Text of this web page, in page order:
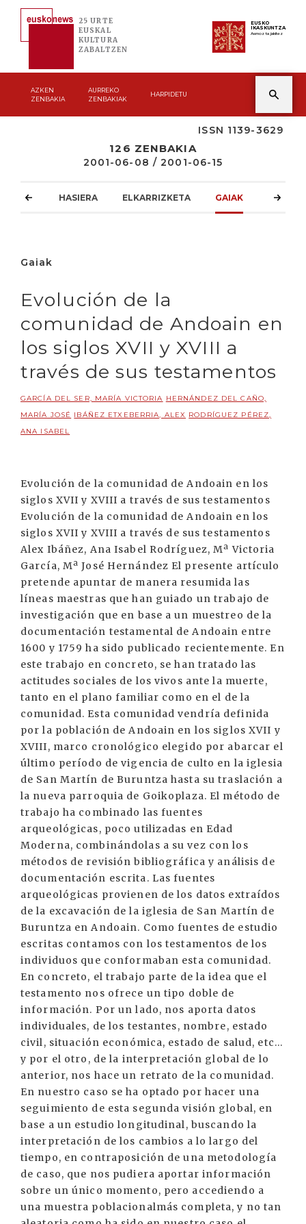
25 URTE
EUSKAL
KULTURA
ZABALTZEN
EUSKO
IKASKUNTZA
Asmoz ta jakitez
AZKEN
ZENBAKIA
AURREKO
ZENBAKIAK
HARPIDETU
ISSN 1139-3629
126 ZENBAKIA
2001-06-08 / 2001-06-15
HASIERA ELKARRIZKETA GAIAK
Gaiak
Evolución de la
comunidad de Andoain en
los siglos XVII y XVIII a
través de sus testamentos
GARCÍA DEL SER, MARÍA VICTORIA HERNÁNDEZ DEL CAÑO,
MARÍA JOSÉ IBÁÑEZ ETXEBERRIA, ALEX RODRÍGUEZ PÉREZ,
ANA ISABEL
Evolución de la comunidad de Andoain en los
siglos XVII y XVIII a través de sus testamentos
Evolución de la comunidad de Andoain en los
siglos XVII y XVIII a través de sus testamentos
Alex Ibáñez, Ana Isabel Rodríguez, Mª Victoria
García, Mª José Hernández El presente artículo
pretende apuntar de manera resumida las
líneas maestras que han guiado un trabajo de
investigación que en base a un muestreo de la
documentación testamental de Andoain entre
1600 y 1759 ha sido publicado recientemente. En
este trabajo en concreto, se han tratado las
actitudes sociales de los vivos ante la muerte,
tanto en el plano familiar como en el de la
comunidad. Esta comunidad vendría definida
por la población de Andoain en los siglos XVII y
XVIII, marco cronológico elegido por abarcar el
último período de vigencia de culto en la iglesia
de San Martín de Buruntza hasta su traslación a
la nueva parroquia de Goikoplaza. El método de
trabajo ha combinado las fuentes
arqueológicas, poco utilizadas en Edad
Moderna, combinándolas a su vez con los
métodos de revisión bibliográfica y análisis de
documentación escrita. Las fuentes
arqueológicas provienen de los datos extraídos
de la excavación de la iglesia de San Martín de
Buruntza en Andoain. Como fuentes de estudio
escritas contamos con los testamentos de los
individuos que conformaban esta comunidad.
En concreto, el trabajo parte de la idea que el
testamento nos ofrece un tipo doble de
información. Por un lado, nos aporta datos
individuales, de los testantes, nombre, estado
civil, situación económica, estado de salud, etc...
y por el otro, de la interpretación global de lo
anterior, nos hace un retrato de la comunidad.
En nuestro caso se ha optado por hacer una
seguimiento de esta segunda visión global, en
base a un estudio longitudinal, buscando la
interpretación de los cambios a lo largo del
tiempo, en contraposición de una metodología
de caso, que nos pudiera aportar información
sobre un único momento, pero accediendo a
una muestra poblacionalmás completa, y no tan